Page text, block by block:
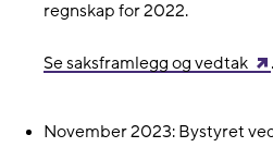
regnskap for 2022.
Se saksframlegg og vedtak .
November 2023: Bystyret